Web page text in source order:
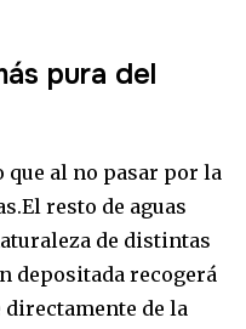
pura del
que al no pasar por la
resto de aguas
de distintas
depositada recogerá
directamente de la